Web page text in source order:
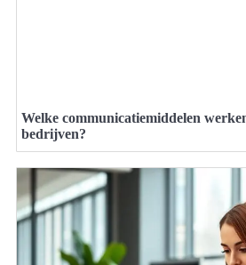
Welke communicatiemiddelen
bedrijven?